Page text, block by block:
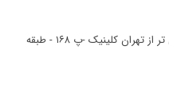
خ شهید بهشتی-خ قا یم مقام-‍‍‍‍‍‍~‍‍‍‍‍‍پا یین تر از تهران کلینیک -پ ۱۶۸ - طبقه